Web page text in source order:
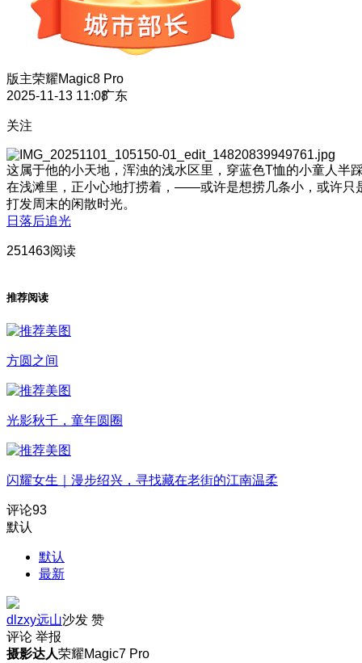
版主荣耀Magic8 Pro
2025-11-13 11:08广东
关注
这属于他的小天地，浑浊的浅水区里，穿蓝色T恤的小童人半
在浅滩里，正小心地打捞着，——或许是想捞几条小，或许只
打发周末的闲散时光。
日落后追光
251463阅读
推荐阅读
方圆之间
光影秋千，童年圆圈
闪耀女生｜漫步绍兴，寻找藏在老街的江南温柔
评论93
默认
默认
最新
dlzxy远山沙发 赞
评论 举报
摄影达人荣耀Magic7 Pro